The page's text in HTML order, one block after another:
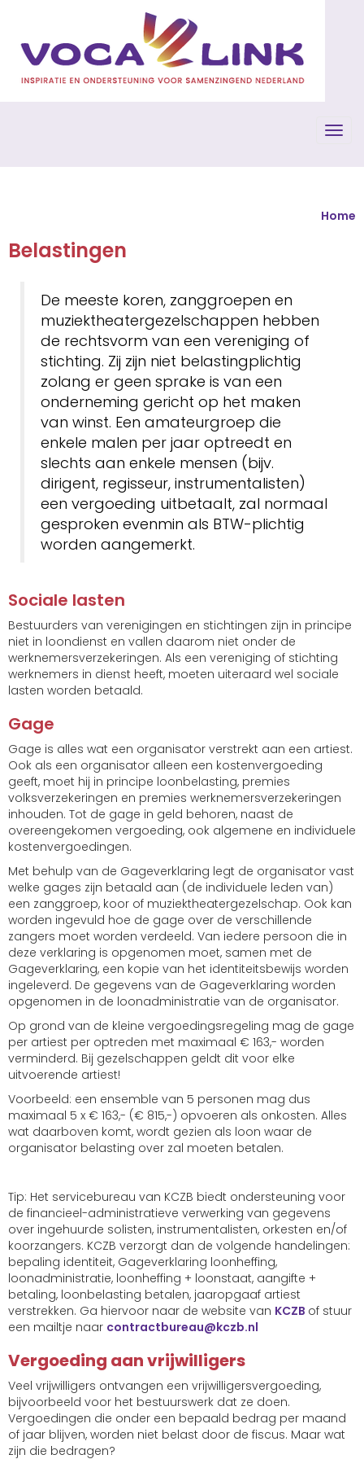
Home
Belastingen
De meeste koren, zanggroepen en
muziektheatergezelschappen hebben
de rechtsvorm van een vereniging of
stichting. Zij zijn niet belastingplichtig
zolang er geen sprake is van een
onderneming gericht op het maken
van winst. Een amateurgroep die
enkele malen per jaar optreedt en
slechts aan enkele mensen (bijv.
dirigent, regisseur, instrumentalisten)
een vergoeding uitbetaalt, zal normaal
gesproken evenmin als BTW-plichtig
worden aangemerkt.
Sociale lasten
Bestuurders van verenigingen en stichtingen zijn in principe
niet in loondienst en vallen daarom niet onder de
werknemersverzekeringen. Als een vereniging of stichting
werknemers in dienst heeft, moeten uiteraard wel sociale
lasten worden betaald.
Gage
Gage is alles wat een organisator verstrekt aan een artiest.
Ook als een organisator alleen een kostenvergoeding
geeft, moet hij in principe loonbelasting, premies
volksverzekeringen en premies werknemersverzekeringen
inhouden. Tot de gage in geld behoren, naast de
overeengekomen vergoeding, ook algemene en individuele
kostenvergoedingen.
Met behulp van de Gageverklaring legt de organisator vast
welke gages zijn betaald aan (de individuele leden van)
een zanggroep, koor of muziektheatergezelschap. Ook kan
worden ingevuld hoe de gage over de verschillende
zangers moet worden verdeeld. Van iedere persoon die in
deze verklaring is opgenomen moet, samen met de
Gageverklaring, een kopie van het identiteitsbewijs worden
ingeleverd. De gegevens van de Gageverklaring worden
opgenomen in de loonadministratie van de organisator.
Op grond van de kleine vergoedingsregeling mag de gage
per artiest per optreden met maximaal € 163,- worden
verminderd. Bij gezelschappen geldt dit voor elke
uitvoerende artiest!
Voorbeeld: een ensemble van 5 personen mag dus
maximaal 5 x € 163,- (€ 815,-) opvoeren als onkosten. Alles
wat daarboven komt, wordt gezien als loon waar de
organisator belasting over zal moeten betalen.
Tip: Het servicebureau van KCZB biedt ondersteuning voor
de financieel-administratieve verwerking van gegevens
over ingehuurde solisten, instrumentalisten, orkesten en/of
koorzangers. KCZB verzorgt dan de volgende handelingen:
bepaling identiteit, Gageverklaring loonheffing,
loonadministratie, loonheffing + loonstaat, aangifte +
betaling, loonbelasting betalen, jaaropgaaf artiest
verstrekken. Ga hiervoor naar de website van KCZB of stuur
een mailtje naar uaerubtcartnoc@kczb.nl
Vergoeding aan vrijwilligers
Veel vrijwilligers ontvangen een vrijwilligersvergoeding,
bijvoorbeeld voor het bestuurswerk dat ze doen.
Vergoedingen die onder een bepaald bedrag per maand
of jaar blijven, worden niet belast door de fiscus. Maar wat
zijn die bedragen?